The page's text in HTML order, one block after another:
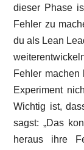
dieser Phase
Fehler zu
du als Lean
Fehler
Experiment
Wichtig ist,
sagst: „Das
heraus ihre